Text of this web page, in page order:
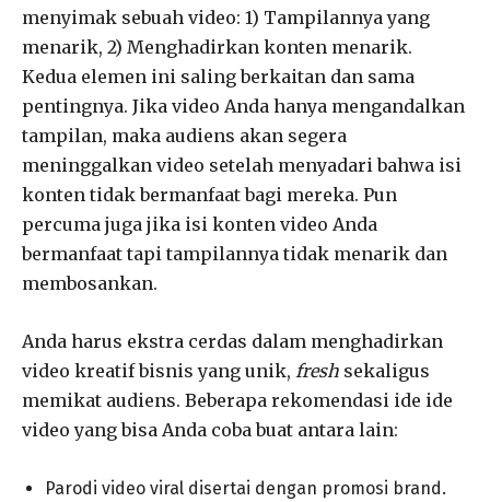
menyimak sebuah video: 1) Tampilannya yang
menarik, 2) Menghadirkan konten menarik.
Kedua elemen ini saling berkaitan dan sama
pentingnya. Jika video Anda hanya mengandalkan
tampilan, maka audiens akan segera
meninggalkan video setelah menyadari bahwa isi
konten tidak bermanfaat bagi mereka. Pun
percuma juga jika isi konten video Anda
bermanfaat tapi tampilannya tidak menarik dan
membosankan.
Anda harus ekstra cerdas dalam menghadirkan
video kreatif bisnis yang unik, fresh sekaligus
memikat audiens. Beberapa rekomendasi ide ide
video yang bisa Anda coba buat antara lain:
Parodi video viral disertai dengan promosi brand.